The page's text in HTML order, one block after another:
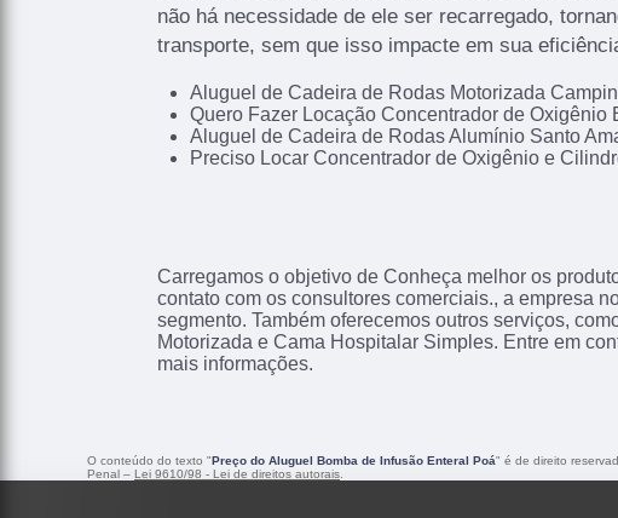
não há necessidade de ele ser recarregado,
transporte, sem que isso impacte em sua
Aluguel de Cadeira de Rodas Motorizada
Quero Fazer Locação Concentrador de Oxigênio
Aluguel de Cadeira de Rodas Alumínio Santo
Preciso Locar Concentrador de Oxigênio e
Carregamos o objetivo de Conheça melhor os
contato com os consultores comerciais., a empresa
segmento. Também oferecemos outros serviços,
Motorizada e Cama Hospitalar Simples. Entre em
mais informações.
O conteúdo do texto "Preço do Aluguel Bomba de Infusão Enteral Poá" é de direito
Penal – Lei 9610/98 - Lei de direitos autorais